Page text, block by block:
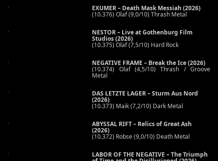
EXUMER – Death Mask Messiah (2026)
(10.376) Olaf (9,0/10) Thrash Metal
NESTOR – Live at Gothenburg Film
Studios (2026)
(10.375) Olaf (7,5/10) Hard Rock
NEGATIVE FRAME – Break the Ice (2026)
(10.374) Olaf (4,5/10) Thrash / Groove
Metal
DAS LETZTE LAGER – Sturm Aus Nord
(2026)
(10.373) Maik (7,2/10) Dark Metal
ABYSSAL RIFT – Relics of Great Ash
(2026)
(10.372) Robse (9,0/10) Death Metal
LABOR OF THE NEGATIVE – The Triumph